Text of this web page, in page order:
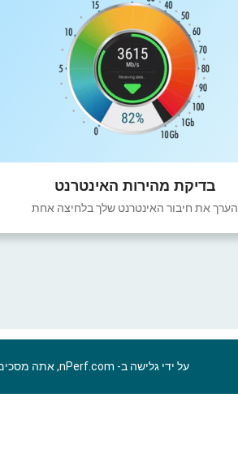
בדיקת מהירות האינטרנט
הערך את חיבור האינטרנט שלך בלחיצה אחת
על ידי גלישה ב- nPerf.com, אתה מסכים ל